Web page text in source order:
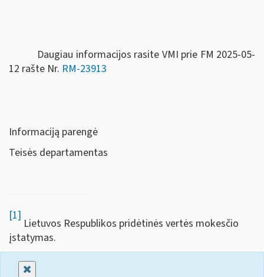
Daugiau informacijos rasite VMI prie FM 2025-05-
12 rašte Nr. RM-23913
Informaciją parengė
Teisės departamentas
[1]
Lietuvos Respublikos pridėtinės vertės mokesčio
įstatymas.